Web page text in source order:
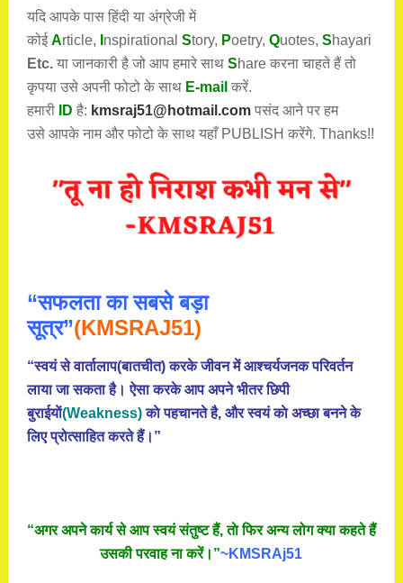
यदि आपके पास हिंदी या अंग्रेजी में
कोईArticle, nspirational Story, Poetry, Quotes, Shayari
Etc.या जानकारी है जो आप हमारे साथ Share करना चाहते हैं तो
कृपया उसे अपनी फोटो के साथ E-mail करें.
हमारी
ID है: kmsraj51@hotmail.com पसंद आने पर हम
उसे आपके नाम और फोटो के साथ यहाँ PUBLISH करेंगे. Thanks!!
“सफलता का सबसे बड़ा
सूत्र”(KMSRAJ51)
“स्वयं से वार्तालाप(बातचीत) करके जीवन में आश्चर्यजनक परिवर्तन
लाया जा सकता है। ऐसा करके आप अपने भीतर छिपी
बुराईयाें(Weakness)काे पहचानते है, और स्वयं काे अच्छा बनने के
लिए प्रोत्साहित करते हैं।”
“अगर अपने कार्य से आप स्वयं संतुष्ट हैं, ताे फिर अन्य लोग क्या कहते हैं
उसकी परवाह ना करें।”~KMSRAj51